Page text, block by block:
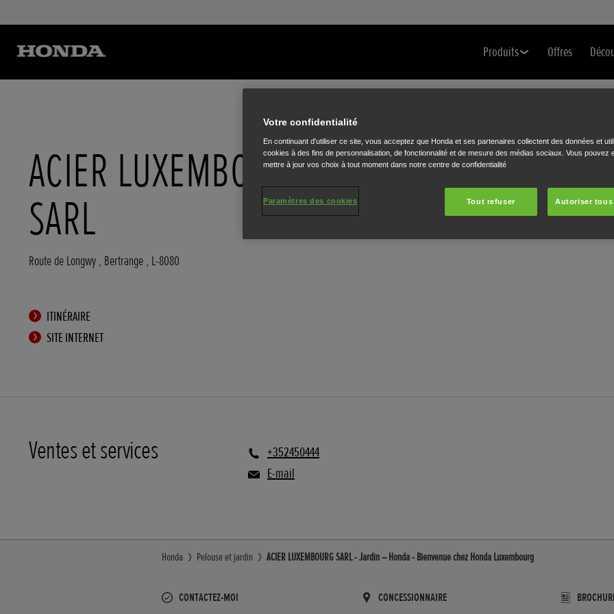
Produits Offres
ACIER LUXEMBOURG
SARL
Route de Longwy , Bertrange , L-8080
ITINÉRAIRE
SITE INTERNET
Ventes et services
+352450444
E-mail
Honda Pelouse et jardin ACIER LUXEMBOURG SARL - Jardin – Honda - Bienvenue chez Honda Luxembourg
CONTACTEZ-MOI CONCESSIONNAIRE
Votre confidentialité
En continuant d'utiliser ce site, vous acceptez que Honda et ses partenaires collectent des données et
cookies à des fins de personnalisation, de fonctionnalité et de mesure des médias sociaux. Vous pouvez
mettre à jour vos choix à tout moment dans notre centre de confidentialité
Tout refuser Autoriser
Paramètres des cookies